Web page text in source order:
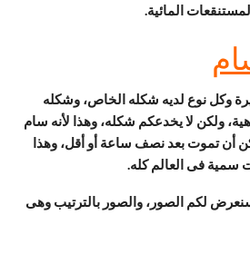
المائية.
وكل نوع لديه شكله الخاص، وشكله
ولكن لا يخدعكم شكله، وهذا لأنه سام
أن تموت بعد نصف ساعة أو أقل، وهذا
سمية فى العالم كله.
لكم الصور، والصور بالترتيب وهى